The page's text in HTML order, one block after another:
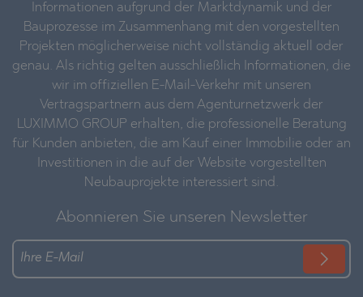
Informationen aufgrund der Marktdynamik und der
Bauprozesse im Zusammenhang mit den vorgestellten
Projekten möglicherweise nicht vollständig aktuell oder
genau. Als richtig gelten ausschließlich Informationen, die
wir im offiziellen E-Mail-Verkehr mit unseren
Vertragspartnern aus dem Agenturnetzwerk der
LUXIMMO GROUP erhalten, die professionelle Beratung
für Kunden anbieten, die am Kauf einer Immobilie oder an
Investitionen in die auf der Website vorgestellten
Neubauprojekte interessiert sind.
Abonnieren Sie unseren Newsletter